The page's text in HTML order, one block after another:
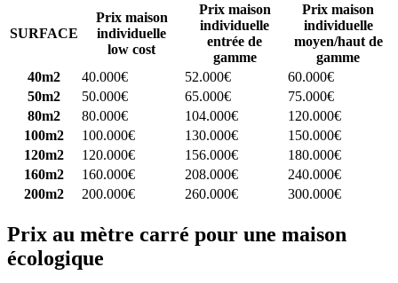
SURFACE
Prix maison
individuelle
low cost
Prix maison
individuelle
entrée de
gamme
Prix maison
individuelle
moyen/haut de
gamme
40m2
40.000€ 52.000€
60.000€
50m2
50.000€ 65.000€
75.000€
80m2
80.000€ 104.000€
120.000€
100m2
100.000€ 130.000€
150.000€
120m2
120.000€ 156.000€
180.000€
160m2
160.000€ 208.000€
240.000€
200m2
200.000€ 260.000€ 300.000€
Prix au mètre carré pour une maison
écologique